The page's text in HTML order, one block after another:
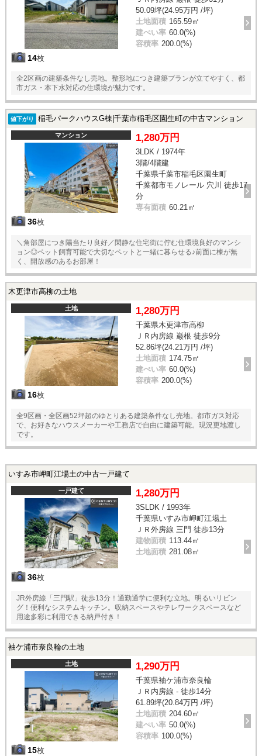
14枚
50.09坪(24.95万円 /坪)
土地面積 165.59㎡
建ぺい率 60.0(%)
容積率 200.0(%)
全2区画の建築条件なし売地。整形地につき建築プランが立てやすく、都
市ガス・本下水対応の住環境が魅力です。
値下がり 稲毛パークハウスG棟|千葉市稲毛区園生町の中古マンション
マンション
36枚
1,280万円
3LDK / 1974年
3階/4階建
千葉県千葉市稲毛区園生町
千葉都市モノレール 穴川 徒歩17
分
専有面積 60.21㎡
＼角部屋につき陽当たり良好／閑静な住宅街に佇む住環境良好のマンシ
ョン◎ペット飼育可能で大切なペットと一緒に暮らせる♪前面に棟が無
く、開放感のあるお部屋！
木更津市高柳の土地
土地
16枚
1,280万円
千葉県木更津市高柳
ＪＲ内房線 巌根 徒歩9分
52.86坪(24.21万円 /坪)
土地面積 174.75㎡
建ぺい率 60.0(%)
容積率 200.0(%)
全9区画・全区画52坪超のゆとりある建築条件なし売地。都市ガス対応
で、お好きなハウスメーカーや工務店で自由に建築可能。現況更地渡し
です。
いすみ市岬町江場土の中古一戸建て
一戸建て
36枚
1,280万円
3SLDK / 1993年
千葉県いすみ市岬町江場土
ＪＲ外房線 三門 徒歩13分
建物面積 113.44㎡
土地面積 281.08㎡
JR外房線「三門駅」徒歩13分！通勤通学に便利な立地。明るいリビン
グ！便利なシステムキッチン。収納スペースやテレワークスペースなど
用途多彩に利用できる納戸付き！
袖ケ浦市奈良輪の土地
土地
15枚
1,290万円
千葉県袖ケ浦市奈良輪
ＪＲ内房線 - 徒歩14分
61.89坪(20.84万円 /坪)
土地面積 204.60㎡
建ぺい率 50.0(%)
容積率 100.0(%)